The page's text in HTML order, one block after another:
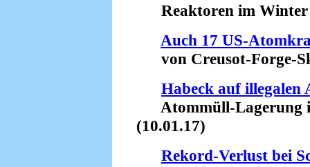
Reaktoren im Winter
Auch 17 US-
von Creusot-Forge-
Habeck auf illegalen
Atommüll-Lagerung
(10.01.17)
Rekord-Verlust bei